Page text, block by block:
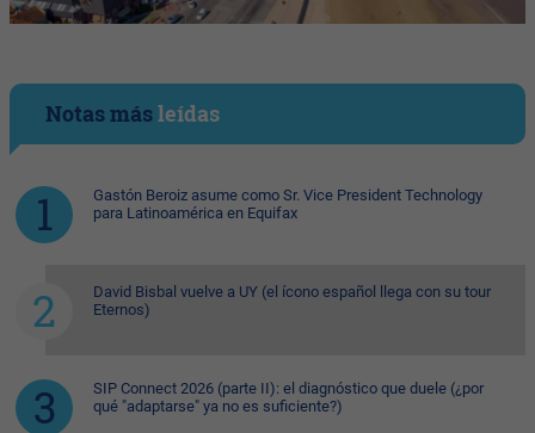
Notas másleídas
Gastón Beroiz asume como Sr. Vice President Technology
para Latinoamérica en Equifax
David Bisbal vuelve a UY (el ícono español llega con su tour
Eternos)
SIP Connect 2026 (parte II): el diagnóstico que duele (¿por
qué "adaptarse" ya no es suficiente?)